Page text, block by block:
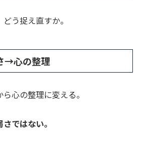
う捉え直すか。
→心の整理
心の整理に変える。
ではない。